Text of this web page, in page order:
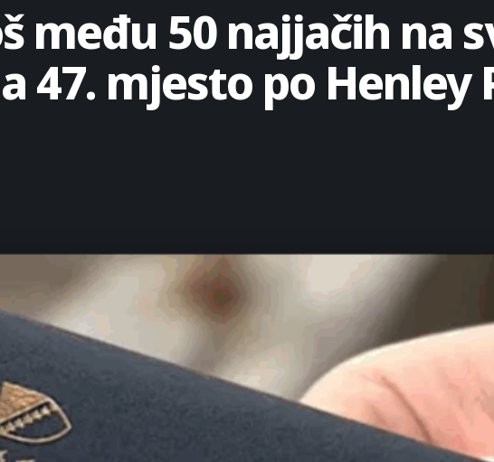
među 50 najjačih na
47. mjesto po Henley